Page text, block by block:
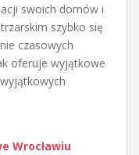
swoich domów i
szybko się
czasowych
oferuje wyjątkowe
Wrocławiu